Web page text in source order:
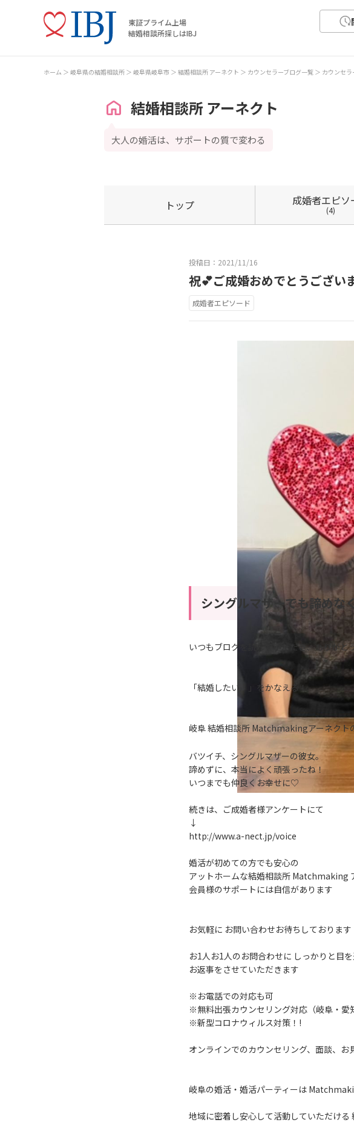
東証プライム上場
結婚相談所探しはIBJ
ホーム 岐阜県の結婚相談所 岐阜県岐阜市 結婚相談所 アーネクト カウンセラーブログ一覧 カウンセ
結婚相談所 アーネクト
大人の婚活は、サポートの質で変わる
トップ 成婚者エピソ
(4)
投稿日：2021/11/16
祝💕ご成婚おめでとうござい
成婚者エピソード
シングルマザーでも諦めな
いつもブログを読んでいただき、ありがと
「結婚したい！」をかなえる！
岐阜 結婚相談所 Matchmakingアーネク
バツイチ、シングルマザーの彼女。
諦めずに、本当によく頑張ったね！
いつまでも仲良くお幸せに♡
続きは、ご成婚者様アンケートにて
↓
http://www.a-nect.jp/voice
婚活が初めての方でも安心の
アットホームな結婚相談所 Matchmaking
会員様のサポートには自信があります
お気軽に お問い合わせお待ちしております
お1人お1人のお問合わせに しっかりと目
お返事をさせていただきます
※お電話での対応も可
※無料出張カウンセリング対応（岐阜・愛
※新型コロナウィルス対策！!
オンラインでのカウンセリング、面談、お
岐阜の婚活・婚活パーティーは
地域に密着し安心して活動していただける